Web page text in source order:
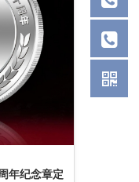
年纪念章定